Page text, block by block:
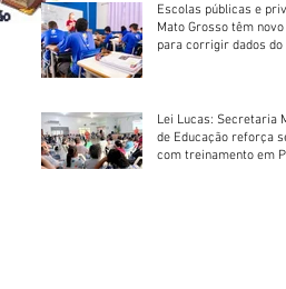
Escolas públicas e
Mato Grosso têm
para corrigir dados do
Lei Lucas: Secretaria
de Educação reforça
com treinamento em